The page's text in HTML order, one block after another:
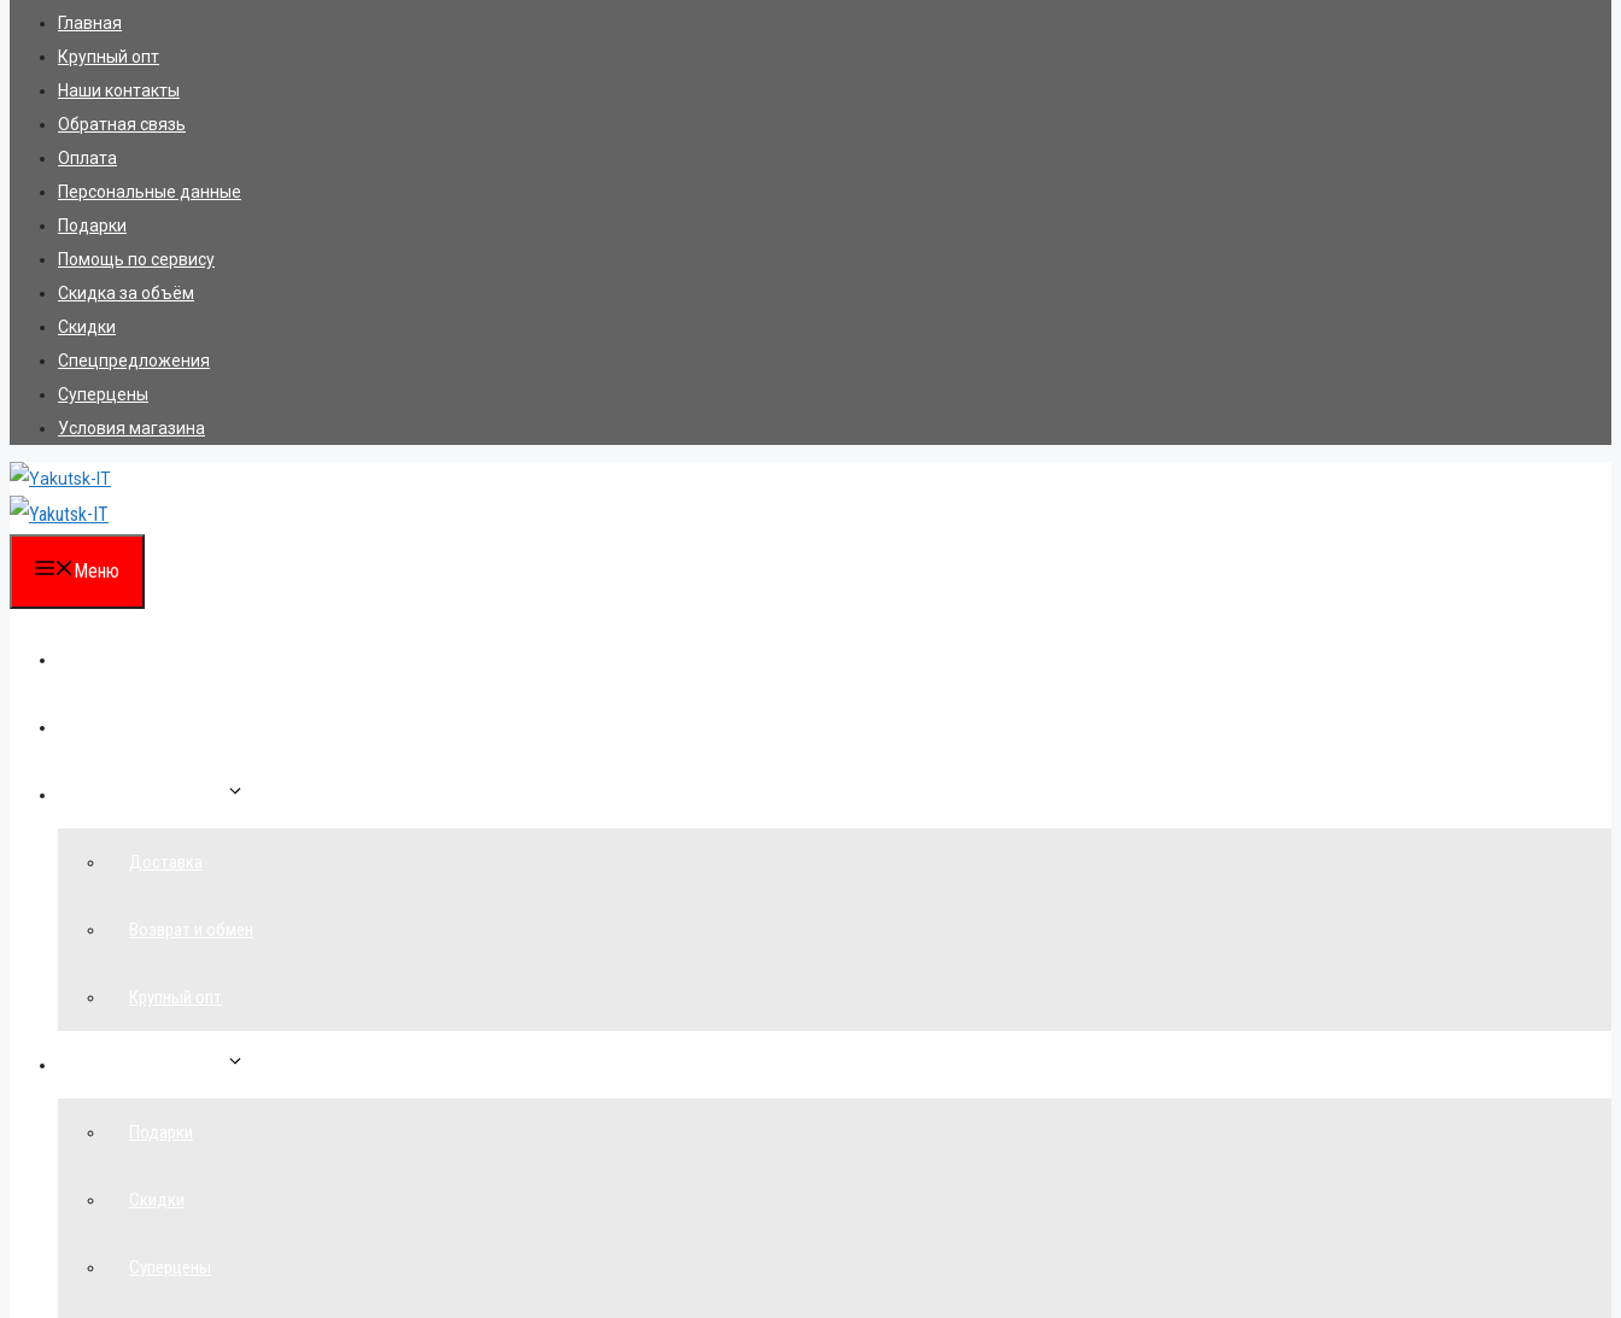
Главная
Крупный опт
Наши контакты
Обратная связь
Оплата
Персональные данные
Подарки
Помощь по сервису
Скидка за объём
Скидки
Спецпредложения
Суперцены
Условия магазина
Меню